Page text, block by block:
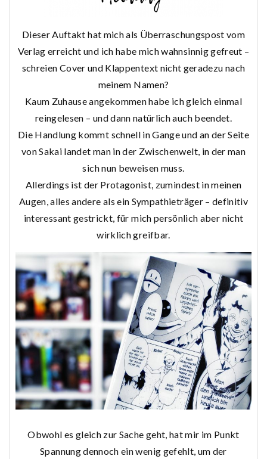
Dieser Auftakt hat mich als Überraschungspost vom
Verlag erreicht und ich habe mich wahnsinnig gefreut –
schreien Cover und Klappentext nicht geradezu nach
meinem Namen?
Kaum Zuhause angekommen habe ich gleich einmal
reingelesen – und dann natürlich auch beendet.
Die Handlung kommt schnell in Gange und an der Seite
von Sakai landet man in der Zwischenwelt, in der man
sich nun beweisen muss.
Allerdings ist der Protagonist, zumindest in meinen
Augen, alles andere als ein Sympathieträger – definitiv
interessant gestrickt, für mich persönlich aber nicht
wirklich greifbar.
Obwohl es gleich zur Sache geht, hat mir im Punkt
Spannung dennoch ein wenig gefehlt, um der